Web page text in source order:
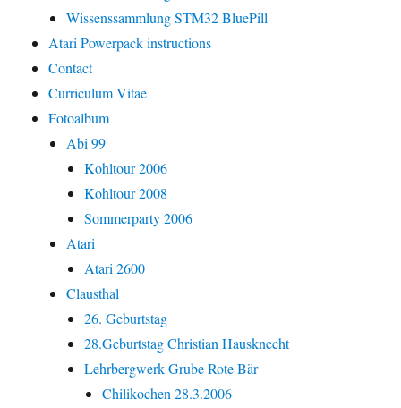
Wissenssammlung STM32 BluePill
Atari Powerpack instructions
Contact
Curriculum Vitae
Fotoalbum
Abi 99
Kohltour 2006
Kohltour 2008
Sommerparty 2006
Atari
Atari 2600
Clausthal
26. Geburtstag
28.Geburtstag Christian Hausknecht
Lehrbergwerk Grube Rote Bär
Chilikochen 28.3.2006